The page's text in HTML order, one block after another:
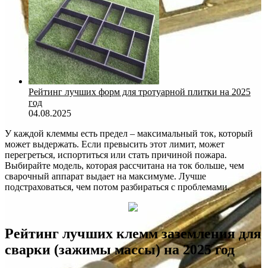
Рейтинг лучших форм для тротуарной плитки на 2025
год
04.08.2025
У каждой клеммы есть предел – максимальный ток, который
может выдержать. Если превысить этот лимит, может
перегреться, испортиться или стать причиной пожара.
Выбирайте модель, которая рассчитана на ток больше, чем
сварочный аппарат выдает на максимуме. Лучше
подстраховаться, чем потом разбираться с проблемами.
Рейтинг лучших клемм заземления для
сварки (зажимы массы) на 2025 год